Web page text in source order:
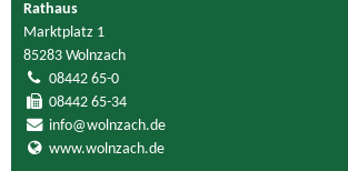
Rathaus
Marktplatz 1
85283 Wolnzach
08442 65-0
08442 65-34
info@wolnzach.de
www.wolnzach.de